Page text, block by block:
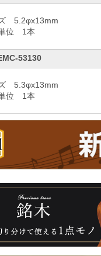
5.2φx13mm
位 1本
53130
5.3φx13mm
位 1本